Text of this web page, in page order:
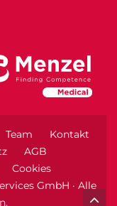
Team
Kontakt
AGB
Cookies
GmbH · Alle